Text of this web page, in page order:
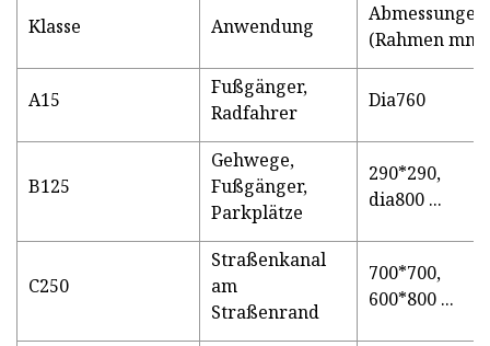
Klasse Anwendung
Abmessungen
(Rahmen mm)
A15
Fußgänger,
Radfahrer
Dia760
B125
Gehwege,
Fußgänger,
Parkplätze
290*290,
dia800 ...
C250
Straßenkanal
am
Straßenrand
700*700,
600*800 ...